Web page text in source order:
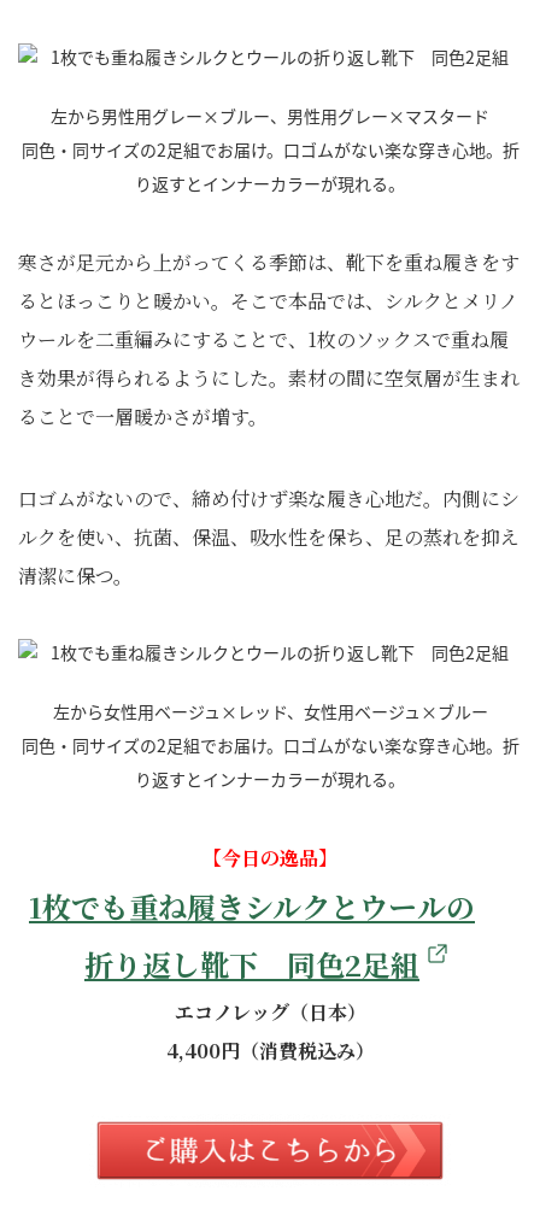
左から男性用グレー×ブルー、男性用グレー×マスタード
同色・同サイズの2足組でお届け。口ゴムがない楽な穿き心地。折
り返すとインナーカラーが現れる。
寒さが足元から上がってくる季節は、靴下を重ね履きをす
るとほっこりと暖かい。そこで本品では、シルクとメリノ
ウールを二重編みにすることで、1枚のソックスで重ね履
き効果が得られるようにした。素材の間に空気層が生まれ
ることで一層暖かさが増す。
口ゴムがないので、締め付けず楽な履き心地だ。内側にシ
ルクを使い、抗菌、保温、吸水性を保ち、足の蒸れを抑え
清潔に保つ。
左から女性用ベージュ×レッド、女性用ベージュ×ブルー
同色・同サイズの2足組でお届け。口ゴムがない楽な穿き心地。折
り返すとインナーカラーが現れる。
【今日の逸品】
1枚でも重ね履きシルクとウールの
折り返し靴下 同色2足組
エコノレッグ（日本）
4,400円（消費税込み）